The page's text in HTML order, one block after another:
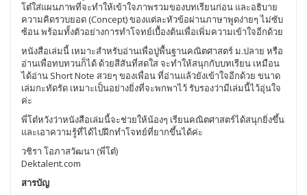
โต๋ใส่แผนภาพที่จะทำให้เข้าใจภาพรวมของบทเรียนก่อน และอธิบาย
ความคิดรวบยอด (Concept) ของแต่ละหัวข้อผ่านภาษาพูดง่ายๆ ไม่ซับ
ซ้อน พร้อมทั้งตัวอย่างการทำโจทย์เบื้องต้นเพื่อเพิ่มความเข้าใจอีกด้วย
หนังสือเล่มนี้ เหมาะสำหรับอ่านเพื่อปูพื้นฐานคณิตศาสตร์ ม.ปลาย หรือ
อ่านเพื่อทบทวนก็ได้ ด้วยสีสันที่สดใส จะทำให้สนุกกับบทเรียน เหมือน
ได้อ่าน Short Note สวยๆ ของเพื่อน ที่อ่านแล้วยังเข้าใจอีกด้วย ขนาด
เล่มกะทัดรัด เหมาะเป็นอย่างยิ่งที่จะพกพาไว้ รับรองว่ามีเล่มนี้ไว้อุ่นใจ
ค่ะ
พี่โต๋หวังว่าหนังสือเล่มนี้จะช่วยให้น้องๆ เรียนคณิตศาสตร์ได้สนุกยิ่งขึ้น
และเอาความรู้ที่ได้ไปฝึกทำโจทย์ที่ยากขึ้นได้ค่ะ
วชิรา โอภาสวัฒนา (พี่โต๋)
Dektalent.com
สารบัญ